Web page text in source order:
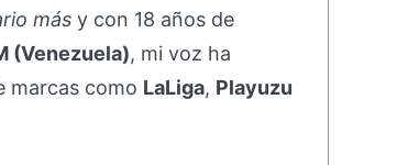
másy con 18 años de
(Venezuela), mi voz ha
marcas como LaLiga, Playuzu